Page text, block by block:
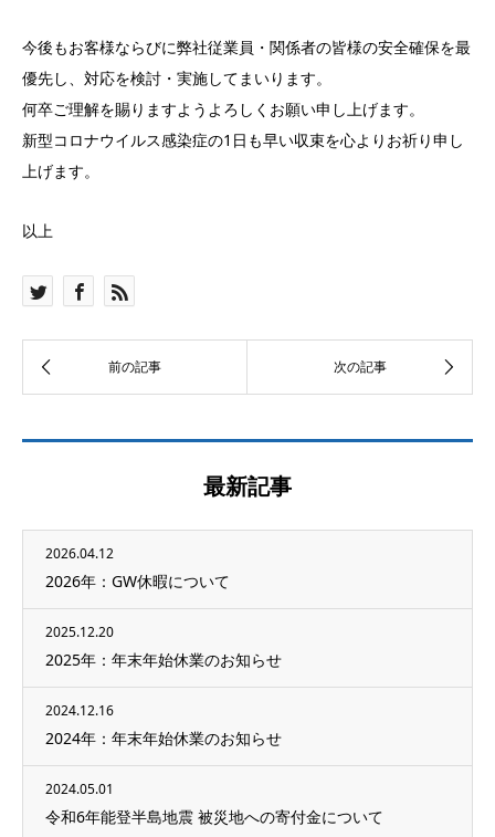
今後もお客様ならびに弊社従業員・関係者の皆様の安全確保を最
優先し、対応を検討・実施してまいります。
何卒ご理解を賜りますようよろしくお願い申し上げます。
新型コロナウイルス感染症の1日も早い収束を心よりお祈り申し
上げます。
以上
最新記事
2026.04.12
2026年：GW休暇について
2025.12.20
2025年：年末年始休業のお知らせ
2024.12.16
2024年：年末年始休業のお知らせ
2024.05.01
令和6年能登半島地震 被災地への寄付金について